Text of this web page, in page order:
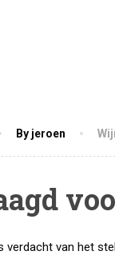
By jeroen
verdacht van het